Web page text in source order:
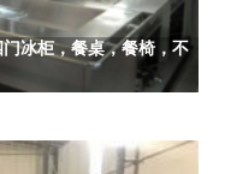
冰柜，餐桌，餐椅，不